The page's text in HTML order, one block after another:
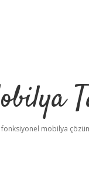
fonksiyonel mobilya